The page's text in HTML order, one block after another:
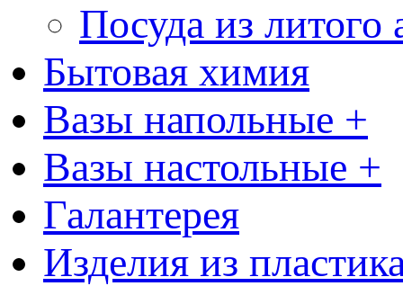
Посуда из
Бытовая химия
Вазы напольные +
Вазы настольные +
Галантерея
Изделия из